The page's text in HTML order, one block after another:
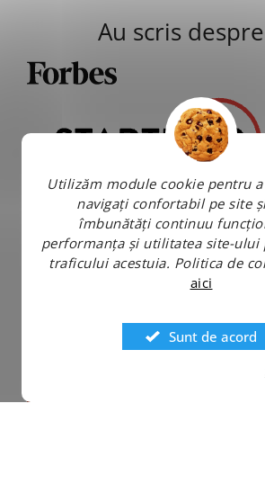
Utilizăm module cookie pentru
navigați confortabil pe site
îmbunătăți continuu
performanța și utilitatea site-ului
traficului acestuia. Politica de
aici
Sunt de acord
Au scris